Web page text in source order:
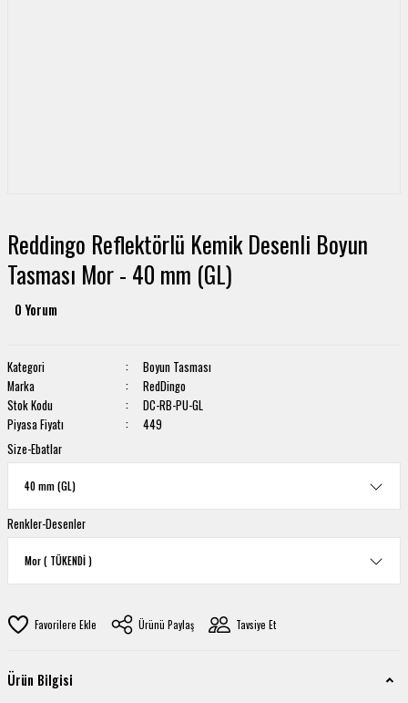
Reddingo Reflektörlü Kemik Desenli Boyun
Tasması Mor - 40 mm (GL)
0 Yorum
Kategori
Boyun Tasması
Marka
RedDingo
Stok Kodu
DC-RB-PU-GL
Piyasa Fiyatı
449
Size-Ebatlar
Renkler-Desenler
Ürünü Paylaş Tavsiye Et
Ürün Bilgisi